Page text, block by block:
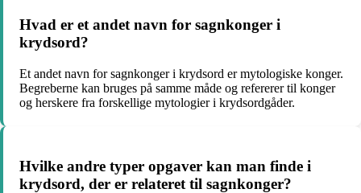
Hvad er et andet navn for sagnkonger i
krydsord?
Et andet navn for sagnkonger i krydsord er mytologiske konger.
Begreberne kan bruges på samme måde og refererer til konger
og herskere fra forskellige mytologier i krydsordgåder.
Hvilke andre typer opgaver kan man finde i
krydsord, der er relateret til sagnkonger?